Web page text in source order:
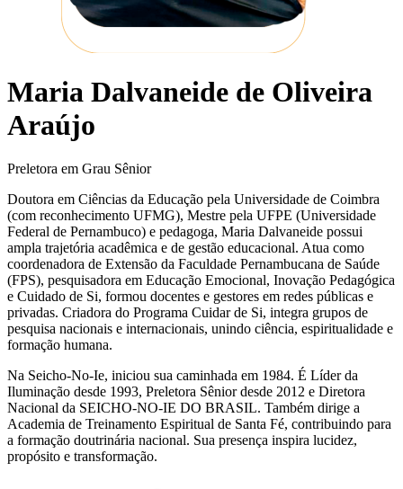
Maria Dalvaneide de Oliveira
Araújo
Preletora em Grau Sênior
Doutora em Ciências da Educação pela Universidade de Coimbra
(com reconhecimento UFMG), Mestre pela UFPE (Universidade
Federal de Pernambuco) e pedagoga, Maria Dalvaneide possui
ampla trajetória acadêmica e de gestão educacional. Atua como
coordenadora de Extensão da Faculdade Pernambucana de Saúde
(FPS), pesquisadora em Educação Emocional, Inovação Pedagógica
e Cuidado de Si, formou docentes e gestores em redes públicas e
privadas. Criadora do Programa Cuidar de Si, integra grupos de
pesquisa nacionais e internacionais, unindo ciência, espiritualidade e
formação humana.
Na Seicho-No-Ie, iniciou sua caminhada em 1984. É Líder da
Iluminação desde 1993, Preletora Sênior desde 2012 e Diretora
Nacional da SEICHO-NO-IE DO BRASIL. Também dirige a
Academia de Treinamento Espiritual de Santa Fé, contribuindo para
a formação doutrinária nacional. Sua presença inspira lucidez,
propósito e transformação.